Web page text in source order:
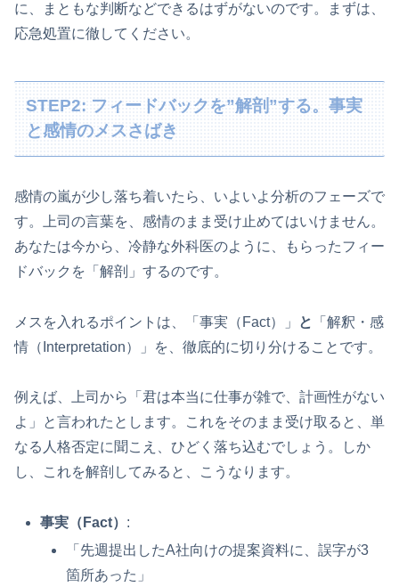
に、まともな判断などできるはずがないのです。まずは、
応急処置に徹してください。
STEP2: フィードバックを”解剖”する。事実
と感情のメスさばき
感情の嵐が少し落ち着いたら、いよいよ分析のフェーズで
す。上司の言葉を、感情のまま受け止めてはいけません。
あなたは今から、冷静な外科医のように、もらったフィー
ドバックを「解剖」するのです。
メスを入れるポイントは、「事実（Fact）」 と
「解釈・感
情（Interpretation）」を、徹底的に切り分けることです。
例えば、上司から「君は本当に仕事が雑で、計画性がない
よ」と言われたとします。これをそのまま受け取ると、単
なる人格否定に聞こえ、ひどく落ち込むでしょう。しか
し、これを解剖してみると、こうなります。
事実（Fact） :
「先週提出したA社向けの提案資料に、誤字が3
箇所あった」